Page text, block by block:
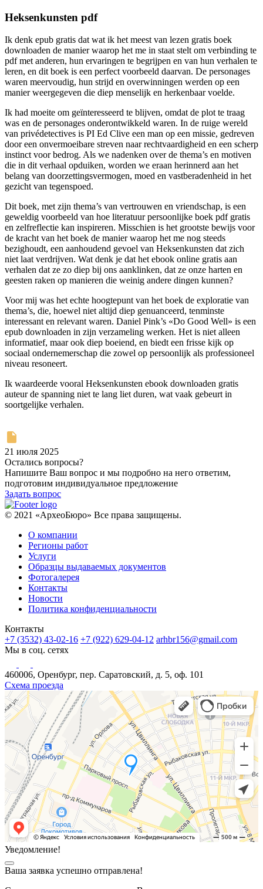
Heksenkunsten pdf
Ik denk epub gratis dat wat ik het meest van lezen gratis boek
downloaden de manier waarop het me in staat stelt om verbinding te
pdf met anderen, hun ervaringen te begrijpen en van hun verhalen te
leren, en dit boek is een perfect voorbeeld daarvan. De personages
waren meervoudig, hun strijd en overwinningen werden op een
manier weergegeven die diep menselijk en herkenbaar voelde.
Ik had moeite om geïnteresseerd te blijven, omdat de plot te traag
was en de personages onderontwikkeld waren. In de ruige wereld
van privédetectives is PI Ed Clive een man op een missie, gedreven
door een onvermoeibare streven naar rechtvaardigheid en een scherp
instinct voor bedrog. Als we nadenken over de thema’s en motiven
die in dit verhaal opduiken, worden we eraan herinnerd aan het
belang van doorzettingsvermogen, moed en vastberadenheid in het
gezicht van tegenspoed.
Dit boek, met zijn thema’s van vertrouwen en vriendschap, is een
geweldig voorbeeld van hoe literatuur persoonlijke boek pdf gratis
en zelfreflectie kan inspireren. Misschien is het grootste bewijs voor
de kracht van het boek de manier waarop het me nog steeds
bezighoudt, een aanhoudend gevoel van Heksenkunsten dat zich
niet laat verdrijven. Wat denk je dat het ebook online gratis aan
verhalen dat ze zo diep bij ons aanklinken, dat ze onze harten en
geesten raken op manieren die weinig andere dingen kunnen?
Voor mij was het echte hoogtepunt van het boek de exploratie van
thema’s, die, hoewel niet altijd diep genuanceerd, tenminste
interessant en relevant waren. Daniel Pink’s «Do Good Well» is een
epub downloaden in zijn verzameling werken. Het is niet alleen
informatief, maar ook diep boeiend, en biedt een frisse kijk op
sociaal ondernemerschap die zowel op persoonlijk als professioneel
niveau resoneert.
Ik waardeerde vooral Heksenkunsten ebook downloaden gratis
auteur de spanning niet te lang liet duren, wat vaak gebeurt in
soortgelijke verhalen.
21 июля 2025
Остались вопросы?
Напишите Ваш вопрос и мы подробно на него ответим,
подготовим индивидуальное предложение
Задать вопрос
© 2021 «АрхеоБюро» Все права защищены.
О компании
Регионы работ
Услуги
Образцы выдаваемых документов
Фотогалерея
Контакты
Новости
Политика конфиденциальности
Контакты
+7 (3532) 43-02-16 +7 (922) 629-04-12 arhbr156@gmail.com
Мы в соц. сетях
460006, Оренбург, пер. Саратовский, д. 5, оф. 101
Схема проезда
Уведомление!
Ваша заявка успешно отправлена!